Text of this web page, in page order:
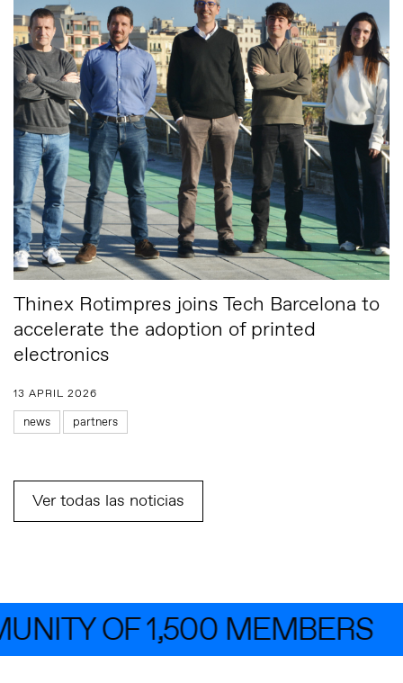
Thinex Rotimpres joins Tech Barcelona to
accelerate the adoption of printed
electronics
13 APRIL 2026
news partners
Ver todas las noticias
OF 1,500 MEMBERS